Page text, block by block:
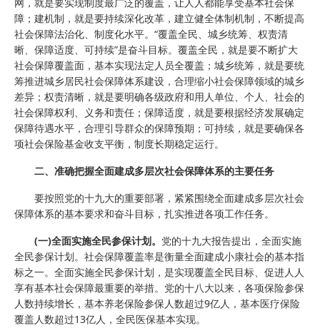
障；建机制，就是要持续深化改革，建立健全体制机制，不断提高
社会保障法治化、制度化水平。“覆盖全民、城乡统筹、权责清
晰、保障适度、可持续”是奋斗目标。覆盖全民，就是要不断扩大
社会保障覆盖面，基本实现法定人员全覆盖；城乡统筹，就是要统
筹推进城乡居民社会保障体系建设，合理缩小社会保障领域的城乡
差异；权责清晰，就是要明确各级政府和用人单位、个人、社会的
社会保障权利、义务和责任；保障适度，就是要根据经济发展确定
保障待遇水平，合理引导群众的保障预期；可持续，就是要确保各
项社会保险基金收支平衡，制度长期稳定运行。
二、准确把握全面建成多层次社会保障体系的主要任务
要按照党的十九大的重要部署，紧紧围绕全面建成多层次社会
保障体系的基本要求和奋斗目标，扎实推进各项工作任务。
(一)全面实施全民参保计划。 党的十九大报告提出，全面实施
全民参保计划。社会保障覆盖率是衡量全面建成小康社会的基本指
标之一。全面实施全民参保计划，是实现覆盖全民目标、促进人人
享有基本社会保障最重要的举措。党的十八大以来，各项保险参保
人数持续增长，基本养老保险参保人数超过9亿人，基本医疗保险
覆盖人数超过13亿人，全民医保基本实现。